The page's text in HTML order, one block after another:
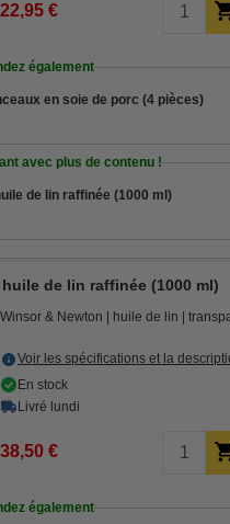
22,95 €
également
en soie de porc (4 pièces)
avec plus de contenu !
de lin raffinée (1000 ml)
de lin raffinée (1000 ml)
Winsor & Newton huile de lin
Voir les spécifications et la
En stock
Livré lundi
38,50 €
également